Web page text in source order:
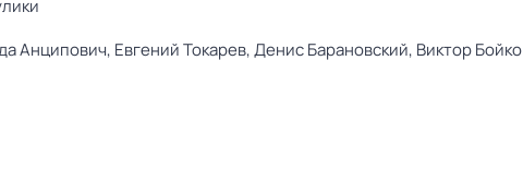
Анципович, Евгений Токарев,Денис Барановский, Виктор Бойко